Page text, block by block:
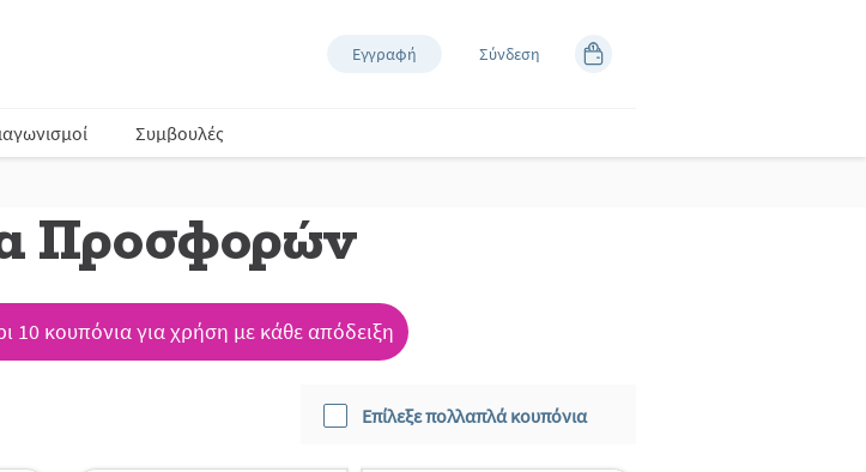
Εγγραφή Σύνδεση
Συμβουλές
Προσφορών
10 κουπόνια για χρήση με κάθε απόδειξη
Επίλεξε πολλαπλά κουπόνια